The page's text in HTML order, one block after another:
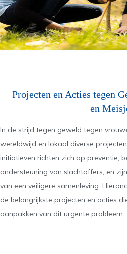
Projecten en Acties tegen
en
In de strijd tegen geweld tegen
wereldwijd en lokaal diverse
initiatieven richten zich op preventie,
ondersteuning van slachtoffers, en
van een veiligere samenleving.
de belangrijkste projecten en acties
aanpakken van dit urgente probleem.